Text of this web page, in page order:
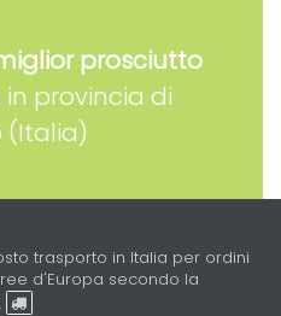
prosciutto
provincia di
(Italia)
trasporto in Italia per ordini
d'Europa secondo la